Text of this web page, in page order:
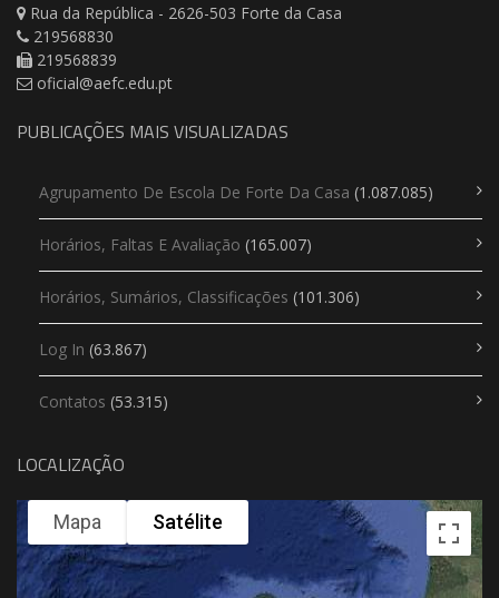
Rua da República - 2626-503 Forte da Casa
219568830
219568839
oficial@aefc.edu.pt
PUBLICAÇÕES MAIS VISUALIZADAS
Agrupamento De Escola De Forte Da Casa (1.087.085)
Horários, Faltas E Avaliação (165.007)
Horários, Sumários, Classificações (101.306)
Log In (63.867)
Contatos (53.315)
LOCALIZAÇÃO
Mapa Satélite